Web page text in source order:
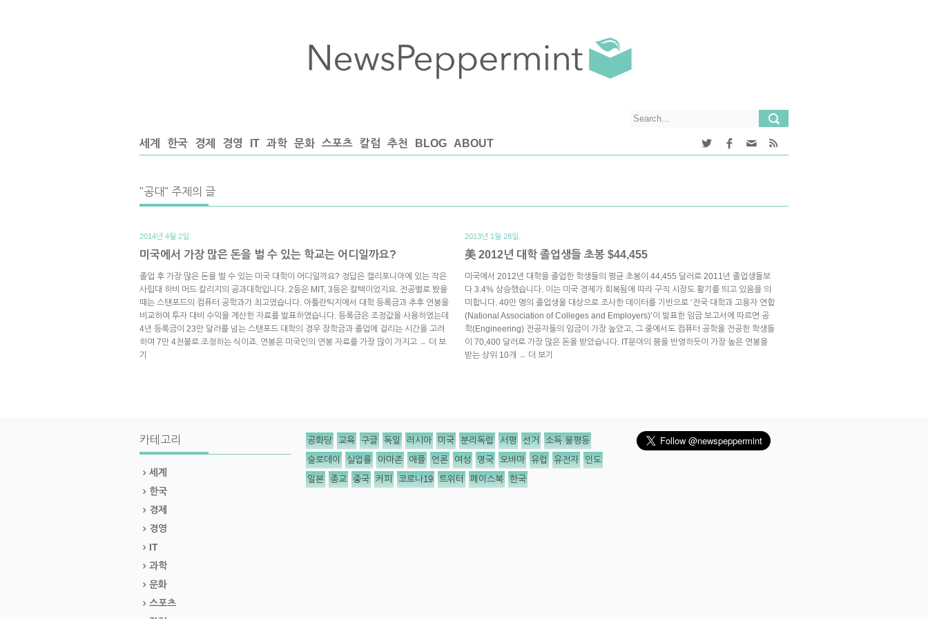
세계 한국 경제 경영 IT 과학 문화 스포츠 칼럼 추천 BLOG ABOUT
"공대" 주제의 글
2014년 4월 2일.
미국에서 가장 많은 돈을 벌 수 있는 학교는 어디일까요?
졸업 후 가장 많은 돈을 벌 수 있는 미국 대학이 어디일까요? 정답은 캘리포니아에 있는 작은
사립대 하비 머드 칼리지의 공과대학입니다. 2등은 MIT, 3등은 칼텍이었지요. 전공별로 봤을
때는 스탠포드의 컴퓨터 공학과가 최고였습니다. 아틀란틱지에서 대학 등록금과 추후 연봉을
비교하여 투자 대비 수익을 계산한 자료를 발표하였습니다. 등록금은 조정값을 사용하였는데
4년 등록금이 23만 달러를 넘는 스탠포드 대학의 경우 장학금과 졸업에 걸리는 시간을 고려
하여 7만 4천불로 조정하는 식이죠. 연봉은 미국인의 연봉 자료를 가장 많이 가지고 → 더 보
기
2013년 1월 28일.
美 2012년 대학 졸업생들 초봉 $44,455
미국에서 2012년 대학을 졸업한 학생들의 평균 초봉이 44,455 달러로 2011년 졸업생들보
다 3.4% 상승했습니다. 이는 미국 경제가 회복됨에 따라 구직 시장도 활기를 띄고 있음을 의
미합니다. 40만 명의 졸업생을 대상으로 조사한 데이터를 기반으로 ‘전국 대학과 고용자 연합
(National Association of Colleges and Employers)’이 발표한 임금 보고서에 따르면 공
학(Engineering) 전공자들의 임금이 가장 높았고, 그 중에서도 컴퓨터 공학을 전공한 학생들
이 70,400 달러로 가장 많은 돈을 받았습니다. IT분야의 붐을 반영하듯이 가장 높은 연봉을
받는 상위 10개 → 더 보기
카테고리
세계
한국
경제
경영
IT
과학
문화
스포츠
공화당 교육 구글 독일 러시아 미국 분리독립 서평 선거 소득 불평등
슬로데이 실업률 아마존 애플 언론 여성 영국 오바마 유럽 유전자 인도
일본 종교 중국 커피 코로나19 트위터 페이스북 한국